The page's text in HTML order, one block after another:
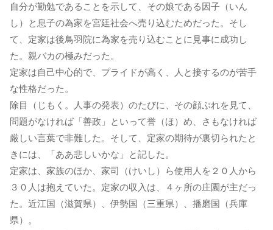
自分が勤勉であることを示して、その娘である因子（いん
し）と息子の為家を宮廷社会へ売り込むためだった。そし
て、定家は後鳥羽院に為家を売り込むことに見事に成功し
た。親バカの極みだった。
定家は自己中心的で、プライドが高く、人と接するのが苦手
な性格だった。
除目（じもく。人事の発表）のたびに、その顔ぶれを見て、
問題がなければ「善政」といって誉（ほ）め、さもなければ
厳しい言葉で非難した。そして、定家の期待が裏切られたと
きには、「ああ悲しいかな」と記した。
定家は、家族のほか、家司（けいし）ら使用人を２０人から
３０人は抱えていた。定家の収入は、４ヶ所の庄園が主だっ
た。近江国（滋賀県）、伊勢国（三重県）、播磨国（兵庫
県）。